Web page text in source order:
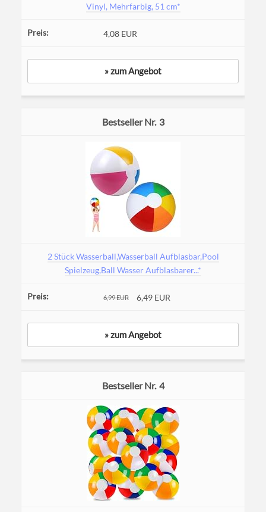
Vinyl, Mehrfarbig, 51 cm*
4,08 EUR
» zum Angebot
3
2 Stück Wasserball,Wasserball Aufblasbar,Pool
Spielzeug,Ball Wasser Aufblasbarer...*
6,99 EUR 6,49 EUR
» zum Angebot
4